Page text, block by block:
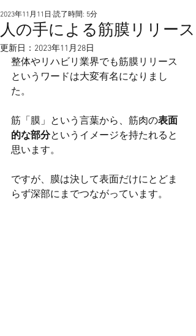
人の手による筋膜リリース
2023年11月11日 読了時間: 5分
更新日： 2023年11月28日
整体やリハビリ業界でも筋膜リリース
というワードは大変有名になりまし
た。
筋「膜」という言葉から、筋肉の表面
的な部分というイメージを持たれると
思います。
ですが、膜は決して表面だけにとどま
らず深部にまでつながっています。